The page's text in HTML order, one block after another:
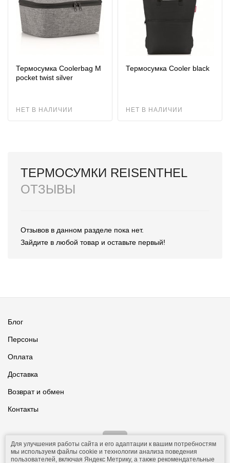
Термосумка Coolerbag M
pocket twist silver
НЕТ В НАЛИЧИИ
Термосумка Cooler black
НЕТ В НАЛИЧИИ
ТЕРМОСУМКИ REISENTHEL
ОТЗЫВЫ
Отзывов в данном разделе пока нет.
Зайдите в любой товар и оставьте первый!
Блог
Персоны
Оплата
Доставка
Возврат и обмен
Контакты
Для улучшения работы сайта и его адаптации к вашим потребностям
мы используем файлы cookie и технологии анализа поведения
пользователей, включая Яндекс Метрику, а также рекомендательные